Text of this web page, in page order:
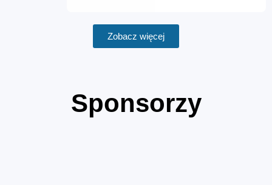
Zobacz więcej
Sponsorzy